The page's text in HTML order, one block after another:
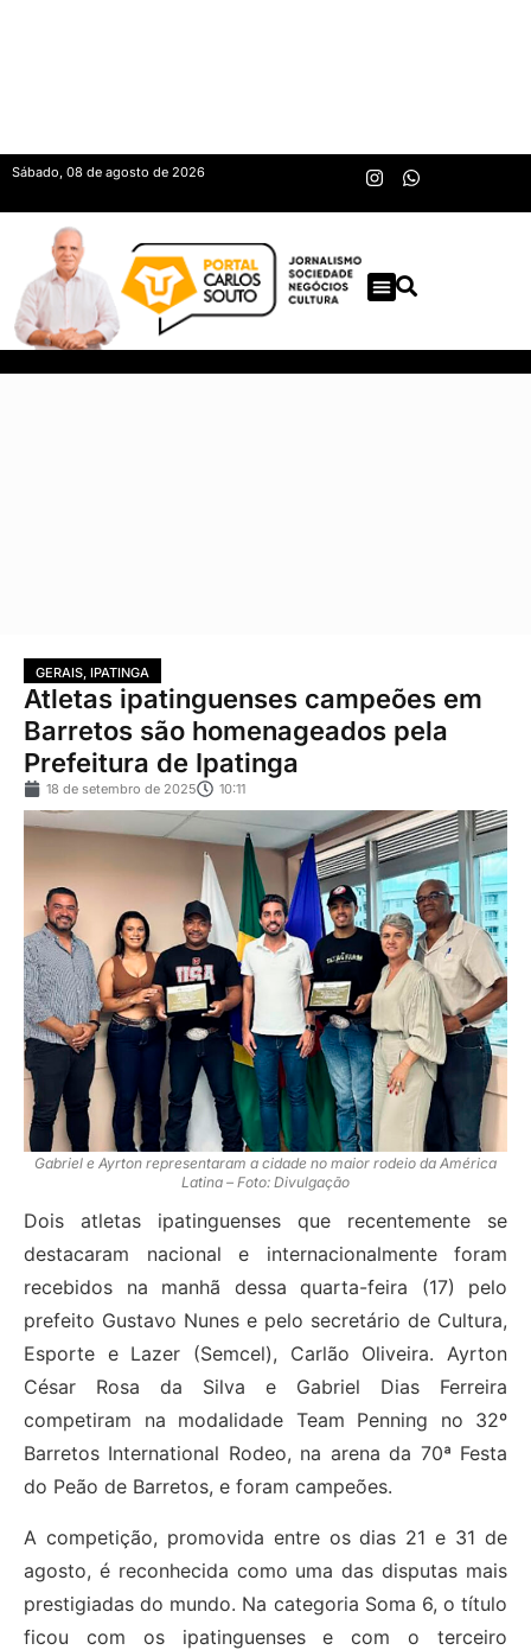
Sábado, 08 de agosto de 2026
GERAIS, IPATINGA
Atletas ipatinguenses campeões em
Barretos são homenageados pela
Prefeitura de Ipatinga
18 de setembro de 2025 10:11
Gabriel e Ayrton representaram a cidade no maior rodeio da América
Latina – Foto: Divulgação
Dois atletas ipatinguenses que recentemente se
destacaram nacional e internacionalmente foram
recebidos na manhã dessa quarta-feira (17) pelo
prefeito Gustavo Nunes e pelo secretário de Cultura,
Esporte e Lazer (Semcel), Carlão Oliveira. Ayrton
César Rosa da Silva e Gabriel Dias Ferreira
competiram na modalidade Team Penning no 32º
Barretos International Rodeo, na arena da 70ª Festa
do Peão de Barretos, e foram campeões.
A competição, promovida entre os dias 21 e 31 de
agosto, é reconhecida como uma das disputas mais
prestigiadas do mundo. Na categoria Soma 6, o título
ficou com os ipatinguenses e com o terceiro